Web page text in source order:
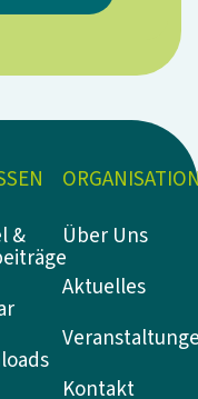
&
Über Uns
Aktuelles
Kontakt